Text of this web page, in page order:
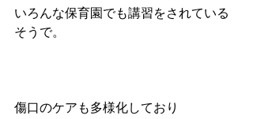
いろんな保育園でも講習をされている
そうで。
傷口のケアも多様化しており